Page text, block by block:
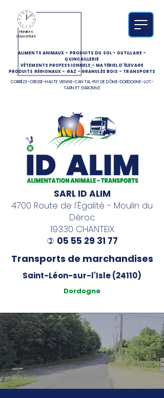
ALIMENTS ANIMAUX - PRODUITS DU SOL-OUTILLAGE-
QUINCAILLERIE
VÊTEMENTS PROFESSIONNELS -MATÉRIEL D'ÉLEVAGE
PRODUITS RÉGIONAUX - GAZ -GRANULÉS BOIS - TRANSPORTS
CORRÈZE-CREUSE-HAUTE VIENNE-CANTAL-PUY DE DÔME-DORDOGNE-LOT-
TARN ET GARONNE
Horaires
d'ouverture
SARL ID ALIM
4700 Route de l'Égalité - Moulin du
Déroc
19330 CHANTEIX
) 05 55 29 31 77
Transports de marchandises
Saint-Léon-sur-l'Isle (24110)
Dordogne